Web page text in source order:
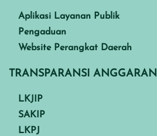
Aplikasi Layanan Publik
Pengaduan
Website Perangkat Daerah
TRANSPARANSI ANGGARAN
LKJIP
SAKIP
LKPJ